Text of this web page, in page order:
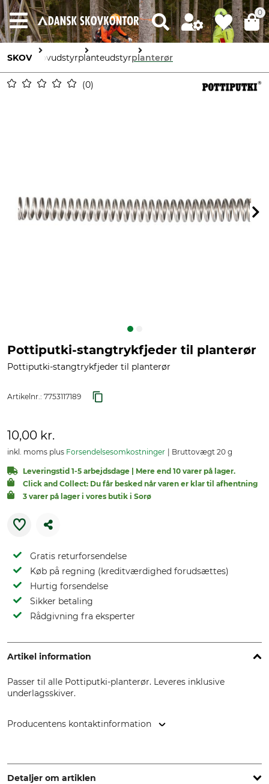
0
SKOV skovudstyrplanteudstyrplanterør
0
Pottiputki-stangtrykfjeder til planterør
Pottiputki-stangtrykfjeder til planterør
Artikelnr.: 7753117189
10,00 kr.
inkl. moms plus Forsendelsesomkostninger Bruttovægt 20 g
Leveringstid 1-5 arbejdsdage | Mere end 10 varer på lager.
Click and Collect: Du får besked når varen er klar til afhentning
3 varer på lager i vores butik i Sorø
Gratis returforsendelse
Køb på regning (kreditværdighed forudsættes)
Hurtig forsendelse
Sikker betaling
Rådgivning fra eksperter
Artikel information
Passer til alle Pottiputki-planterør. Leveres inklusive
underlagsskiver.
Producentens kontaktinformation
www.bccab.com
Detaljer om artiklen